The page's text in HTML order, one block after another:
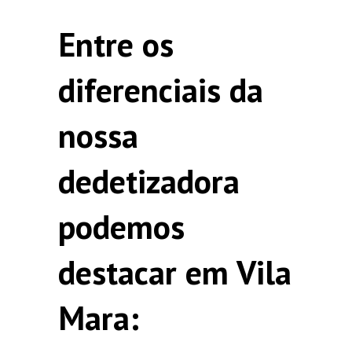
Entre os
diferenciais da
nossa
dedetizadora
podemos
destacar em Vila
Mara: